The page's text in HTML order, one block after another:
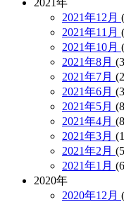
2021年
2021年12月
2021年11月
2021年10月
2021年8月
2021年7月
2021年6月
2021年5月
2021年4月
2021年3月
2021年2月
2021年1月
2020年
2020年12月